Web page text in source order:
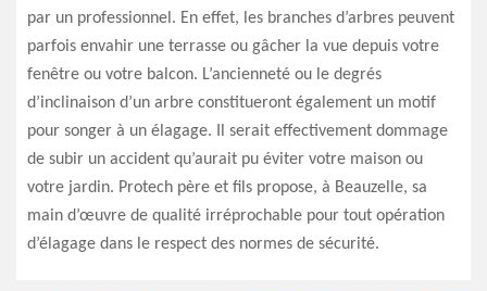
par un professionnel. En effet, les branches d’arbres peuvent
parfois envahir une terrasse ou gâcher la vue depuis votre
fenêtre ou votre balcon. L’ancienneté ou le degrés
d’inclinaison d’un arbre constitueront également un motif
pour songer à un élagage. Il serait effectivement dommage
de subir un accident qu’aurait pu éviter votre maison ou
votre jardin. Protech père et fils propose, à Beauzelle, sa
main d’œuvre de qualité irréprochable pour tout opération
d’élagage dans le respect des normes de sécurité.